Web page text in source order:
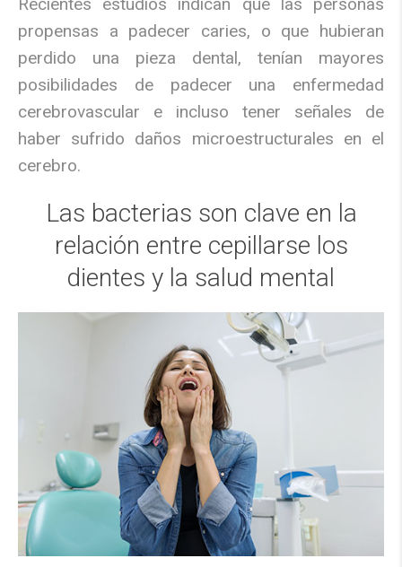
propensas a padecer caries, o que hubieran
perdido una pieza dental, tenían mayores
posibilidades de padecer una enfermedad
cerebrovascular e incluso tener señales de
haber sufrido daños microestructurales en el
cerebro.
Las bacterias son clave en la
relación entre cepillarse los
dientes y la salud mental